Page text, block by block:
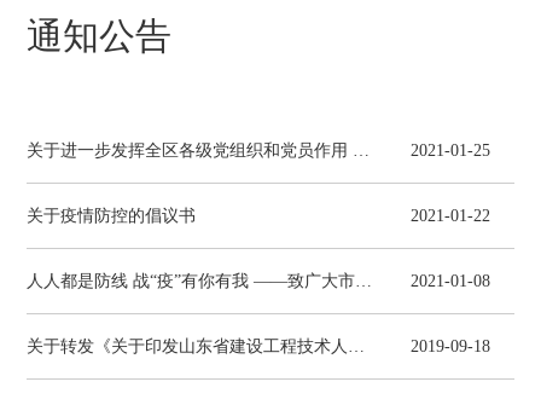
通知公告
2021-01-25
关于疫情防控的倡议书 2021-01-22
2021-01-08
2019-09-18